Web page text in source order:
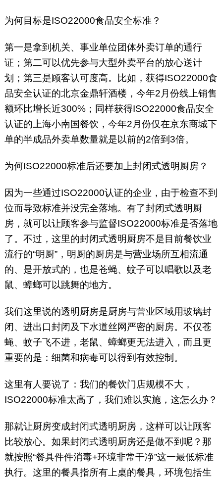
为何目标是ISO22000食品安全标准？
第一是拿到机关、事业单位团体外卖订单的通行
证；第二可以优先参与大型外卖平台的放心送计
划；第三是顾客认可度高。比如，获得ISO22000食
品安全认证的北京金鼎轩酒楼，今年2月份线上销售
额环比增长近300%；同样获得ISO22000食品安全
认证的上海小南国餐饮，今年2月份仅在京东商城下
单的半成品外卖单数量就是以前的2倍到3倍。
为何ISO22000标准后还要加上封闭式透明厨房？
因为一些通过ISO22000认证的企业，由于检查不到
位而导致标准并没完全落地。有了封闭式透明厨
房，就可以让顾客参与监督ISO22000标准是否落地
了。不过，这里的封闭式透明厨房不是目前餐饮业
流行的“明厨”，明厨的厨房是与营业场所互相流通
的、是开放式的，也是苍蝇、蚊子可以唱歌以及老
鼠、蟑螂可以跳舞的地方。
我们这里说的透明厨房是厨房与营业区域用玻璃封
闭、进出口封闭及下水道丝网严密的厨房。不仅苍
蝇、蚊子飞不进，老鼠、蟑螂更无法进入，而且更
重要的是：细菌和病毒可以得到有效控制。
这里有人要说了：我们的餐饮门店规模不大，
ISO22000标准太高了，我们难以实施，这怎么办？
那就让厨房变成封闭式透明厨房，这样可以让顾客
比较放心。如果封闭式透明厨房还是做不到呢？那
就按照“餐具件件消毒+环境非常干净”这一最低标准
执行。这里的餐具指所有上桌的餐具，环境包括生